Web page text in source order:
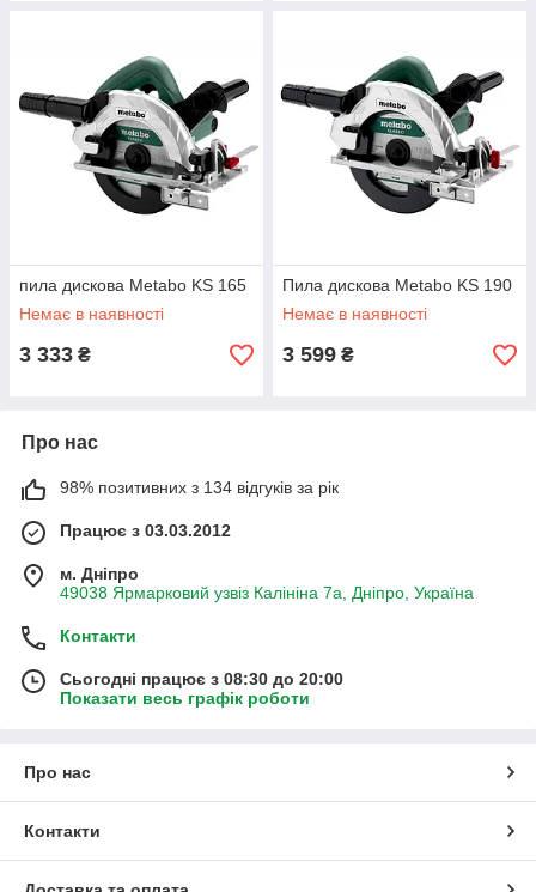
пила дискова Metabo KS 165
Немає в наявності
3 333 ₴
Пила дискова Metabo KS 190
Немає в наявності
3 599 ₴
Про нас
98% позитивних з 134 відгуків за рік
Працює з 03.03.2012
м. Дніпро
49038 Ярмарковий узвіз Калініна 7а, Дніпро, Україна
Контакти
Сьогодні працює з 08:30 до 20:00
Показати весь графік роботи
Про нас
Контакти